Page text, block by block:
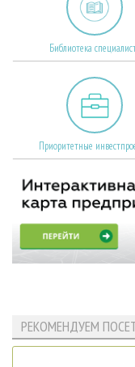
Библиотека
Приоритетные
РЕКОМЕНДУЕМ